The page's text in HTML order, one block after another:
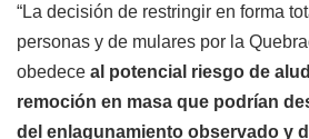
“La decisión de restringir en forma
personas y de mulares por la
obedece al potencial riesgo de
remoción en masa que podrían
del enlagunamiento observado y